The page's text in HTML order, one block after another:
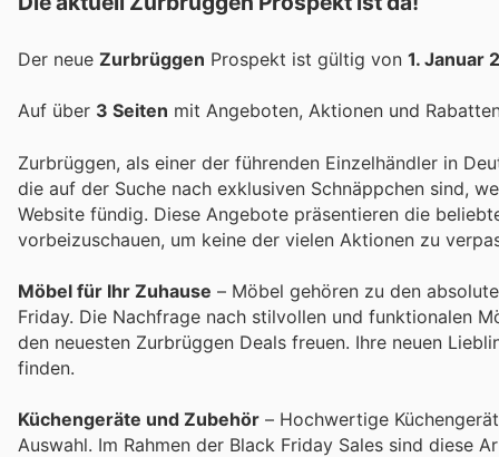
Der neue Zurbrüggen Prospekt ist gültig von 1. Januar
Auf über 3 Seiten mit Angeboten, Aktionen und
Zurbrüggen, als einer der führenden Einzelhändler in
die auf der Suche nach exklusiven Schnäppchen sind,
Website fündig. Diese Angebote präsentieren die
vorbeizuschauen, um keine der vielen Aktionen zu
Möbel für Ihr Zuhause – Möbel gehören zu den
Friday. Die Nachfrage nach stilvollen und funktionalen
den neuesten Zurbrüggen Deals freuen. Ihre neuen
finden.
Küchengeräte und Zubehör – Hochwertige
Auswahl. Im Rahmen der Black Friday Sales sind